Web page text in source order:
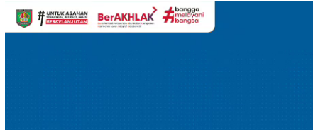
Pemutar
Video